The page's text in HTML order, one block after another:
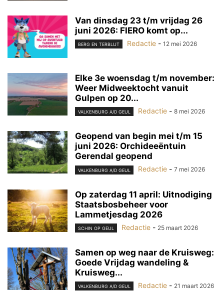
Van dinsdag 23 t/m vrijdag 26
juni 2026: FIERO komt op...
BERG EN TERBLIJT Redactie - 12 mei 2026
Elke 3e woensdag t/m november:
Weer Midweektocht vanuit
Gulpen op 20...
VALKENBURG A/D GEUL Redactie - 8 mei 2026
Geopend van begin mei t/m 15
juni 2026: Orchideeëntuin
Gerendal geopend
VALKENBURG A/D GEUL Redactie - 7 mei 2026
Op zaterdag 11 april: Uitnodiging
Staatsbosbeheer voor
Lammetjesdag 2026
SCHIN OP GEUL Redactie - 25 maart 2026
Samen op weg naar de Kruisweg:
Goede Vrijdag wandeling &
Kruisweg...
VALKENBURG A/D GEUL Redactie - 21 maart 2026